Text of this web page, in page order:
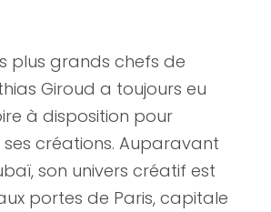
plus grands chefs de
Giroud a toujours eu
à disposition pour
créations. Auparavant
son univers créatif est
portes de Paris, capitale